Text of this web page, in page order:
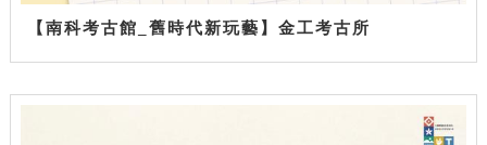
【南科考古館_舊時代新玩藝】金工考古所